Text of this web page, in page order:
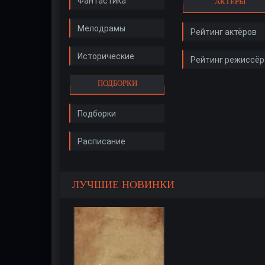
Мелодрамы
Исторические
ПОДБОРКИ
Подборки
Расписание
Рейтинг актёров
Рейтинг
ЛУЧШИЕ НОВИНКИ